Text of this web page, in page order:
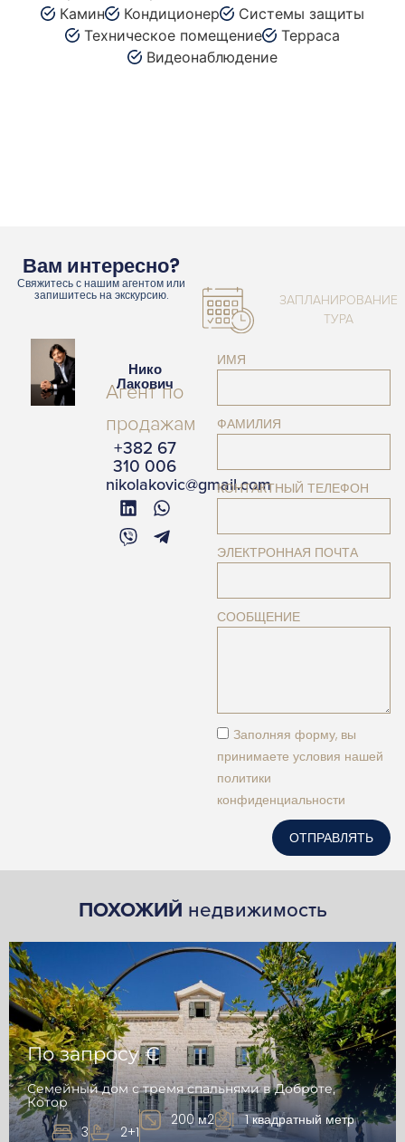
Камин
Кондиционер
Системы защиты
Техническое помещение
Терраса
Видеонаблюдение
Вам интересно?
Свяжитесь с нашим агентом или
запишитесь на экскурсию.
Нико
Лакович
Агент по
продажам
+382 67
310 006
nikolakovic@gmail.com
ЗАПЛАНИРОВАНИЕ
ТУРА
ИМЯ
ФАМИЛИЯ
КОНТАКТНЫЙ ТЕЛЕФОН
ЭЛЕКТРОННАЯ ПОЧТА
СООБЩЕНИЕ
Заполняя форму, вы
принимаете условия нашей
политики
конфиденциальности
ОТПРАВЛЯТЬ
ПОХОЖИЙ недвижимость
По запросу €
Семейный дом с тремя спальнями в Доброте,
Котор
3 2+1
200 м2 1 квадратный метр